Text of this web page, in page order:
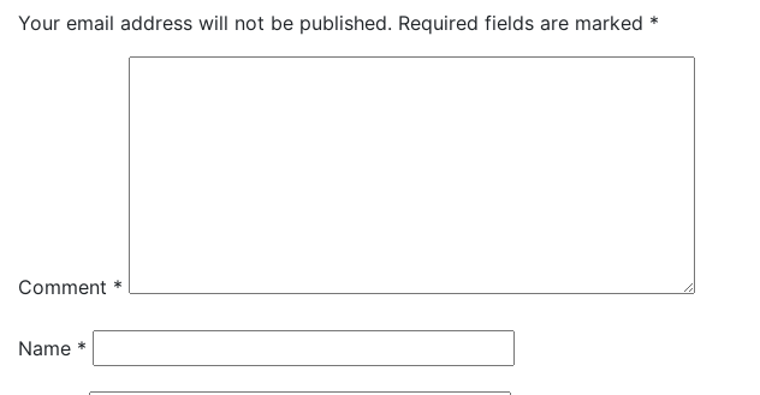
Your email address will not be published. Required fields are marked *
Comment *
Name *